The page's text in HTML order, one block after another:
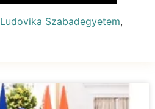
Ludovika Szabadegyetem,